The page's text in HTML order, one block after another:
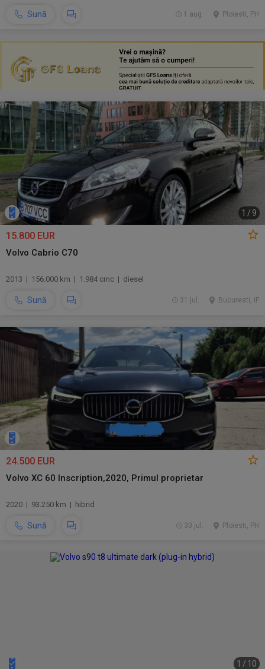
Sună Ploiesti, PH
1 aug.
1 / 9
15.800 EUR
Volvo Cabrio C70
2013 | 156.000 km | 1.984 cmc | diesel
Sună Bucuresti, IF
31 jul.
24.500 EUR
Volvo XC 60 Inscription,2020, Primul proprietar
2020 | 93.250 km | hibrid
Sună Ploiesti, PH
30 jul.
1 / 10